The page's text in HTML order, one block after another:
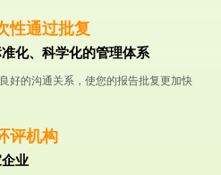
性通过批复
化、科学化的管理体系
好的沟通关系，使您的报告批复更加快
评机构
业